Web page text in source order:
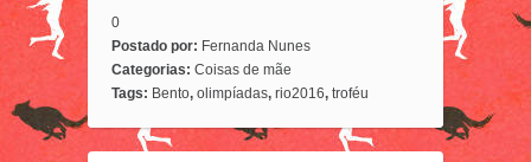
0
Postado por: Fernanda Nunes
Categorias: Coisas de mãe
Tags: Bento, olimpíadas, rio2016, troféu